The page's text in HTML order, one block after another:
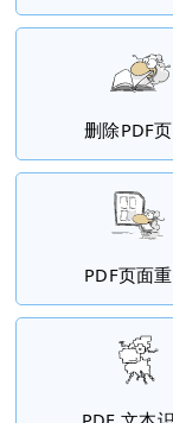
删除PDF
PDF页面